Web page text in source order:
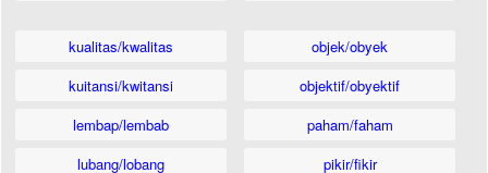
kualitas/kwalitas
kuitansi/kwitansi
lembap/lembab
lubang/lobang
objek/obyek
objektif/obyektif
paham/faham
pikir/fikir